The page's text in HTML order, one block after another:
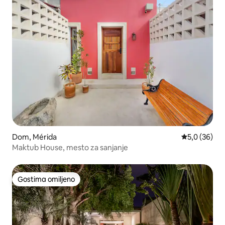
Dom, Mérida Prosečna
5,0 (36)
Maktub House, mesto za sanjanje
Gostima omiljeno
Gostima omiljeno